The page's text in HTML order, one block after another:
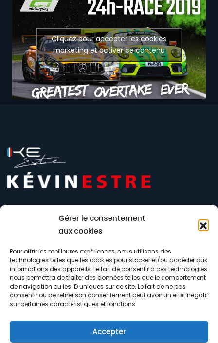
Gérer le consentement
aux cookies
Pour offrir les meilleures expériences, nous utilisons des
technologies telles que les cookies pour stocker et/ou accéder aux
informations des appareils. Le fait de consentir à ces technologies
nous permettra de traiter des données telles que le comportement
de navigation ou les ID uniques sur ce site. Le fait de ne pas
consentir ou de retirer son consentement peut avoir un effet négatif
sur certaines caractéristiques et fonctions.
Accepter
Cliquez pour accepter les cookies
marketing et activer ce contenu
contact@kevinestre.com